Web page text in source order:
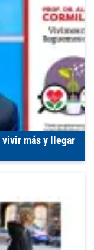
más y llegar